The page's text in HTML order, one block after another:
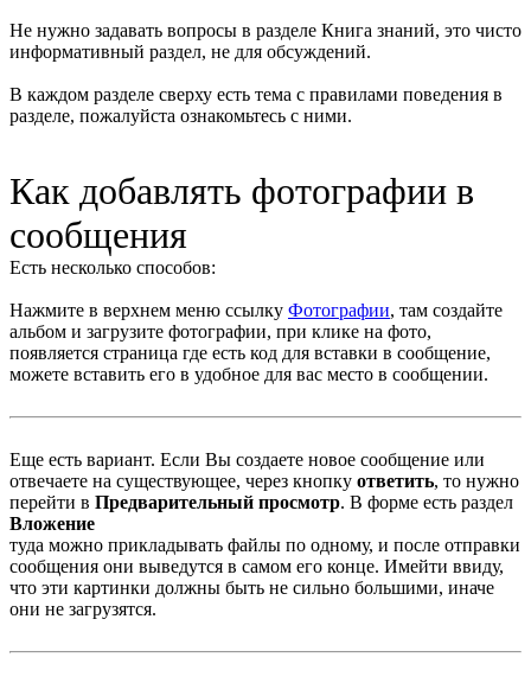
Не нужно задавать вопросы в разделе Книга знаний, это чисто
информативный раздел, не для обсуждений.
В каждом разделе сверху есть тема с правилами поведения в
разделе, пожалуйста ознакомьтесь с ними.
Как добавлять фотографии в
сообщения
Есть несколько способов:
Нажмите в верхнем меню ссылку Фотографии, там создайте
альбом и загрузите фотографии, при клике на фото,
появляется страница где есть код для вставки в сообщение,
можете вставить его в удобное для вас место в сообщении.
Еще есть вариант. Если Вы создаете новое сообщение или
отвечаете на существующее, через кнопку ответить, то нужно
перейти в Предварительный просмотр. В форме есть раздел
Вложение
туда можно прикладывать файлы по одному, и после отправки
сообщения они выведутся в самом его конце. Имейти ввиду,
что эти картинки должны быть не сильно большими, иначе
они не загрузятся.